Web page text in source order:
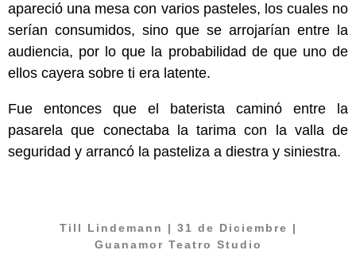
apareció una mesa con varios pasteles, los cuales no
serían consumidos, sino que se arrojarían entre la
audiencia, por lo que la probabilidad de que uno de
ellos cayera sobre ti era latente.
Fue entonces que el baterista caminó entre la
pasarela que conectaba la tarima con la valla de
seguridad y arrancó la pasteliza a diestra y siniestra.
Till Lindemann
| 31 de Diciembre |
Guanamor Teatro Studio